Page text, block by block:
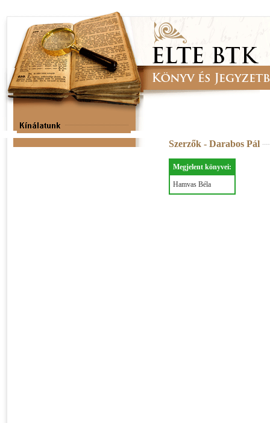
Szerzők - Darabos Pál
Megjelent könyvei:
Hamvas Béla